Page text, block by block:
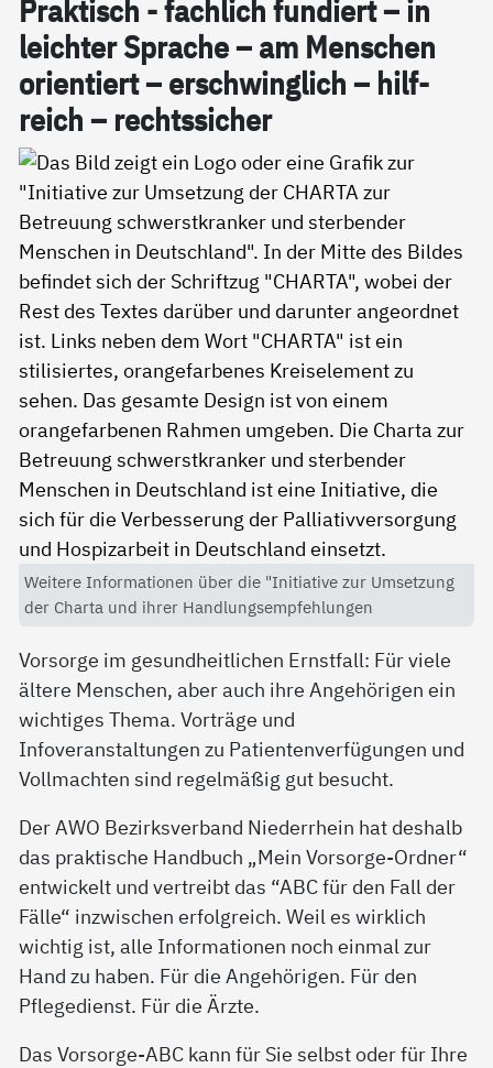
Prak­tisch - fach­lich fun­diert – in
leich­ter Spra­che – am Men­schen
ori­en­tiert – er­schwing­lich – hil­f­
reich – rechts­si­cher
Weitere Informationen über die "Initiative zur Umsetzung
der Charta und ihrer Handlungsempfehlungen
Vorsorge im gesundheitlichen Ernstfall: Für viele
ältere Menschen, aber auch ihre Angehörigen ein
wichtiges Thema. Vorträge und
Infoveranstaltungen zu Patientenverfügungen und
Vollmachten sind regelmäßig gut besucht.
Der AWO Bezirksverband Niederrhein hat deshalb
das praktische Handbuch „Mein Vorsorge-Ordner“
entwickelt und vertreibt das “ABC für den Fall der
Fälle“ inzwischen erfolgreich. Weil es wirklich
wichtig ist, alle Informationen noch einmal zur
Hand zu haben. Für die Angehörigen. Für den
Pflegedienst. Für die Ärzte.
Das Vorsorge-ABC kann für Sie selbst oder für Ihre